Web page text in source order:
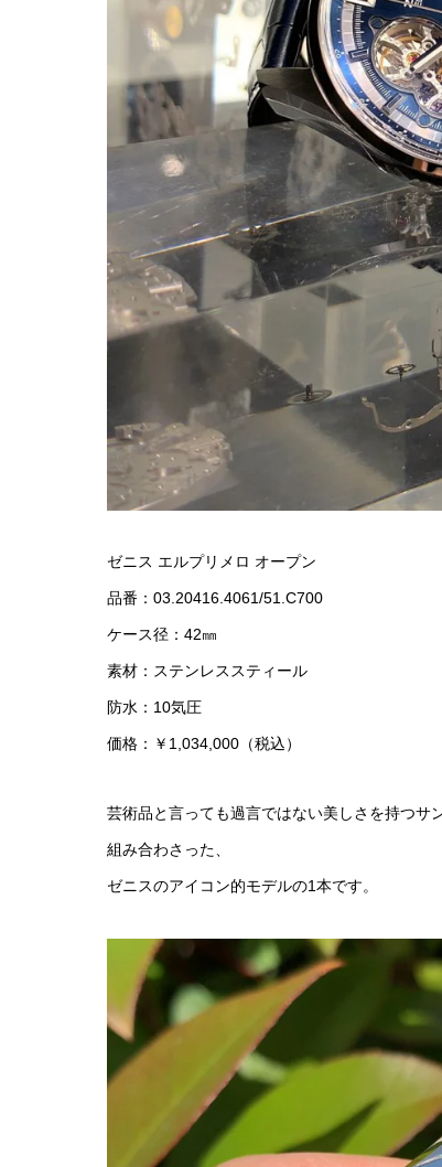
ゼニス エルプリメロ オープン
品番：03.20416.4061/51.C700
ケース径：42㎜
素材：ステンレススティール
防水：10気圧
価格：￥1,034,000（税込）
芸術品と言っても過言ではない美しさを持つサ
組み合わさった、
ゼニスのアイコン的モデルの1本です。